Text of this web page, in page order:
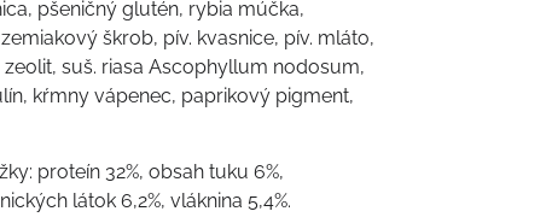
pšeničný glutén, rybia múčka,
škrob, pív. kvasnice, pív. mláto,
suš. riasa Ascophyllum nodosum,
kŕmny vápenec, paprikový pigment,
proteín 32%, obsah tuku 6%,
látok 6,2%, vláknina 5,4%.